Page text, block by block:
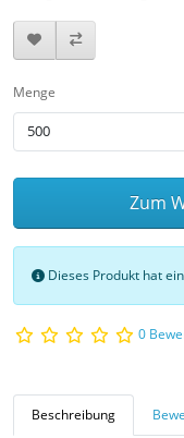
Menge
Zum
Dieses Produkt hat
0
Beschreibung